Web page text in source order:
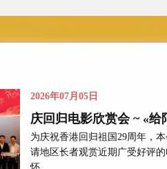
2026年07月05日
庆回归电影欣赏会 ~ «给
为庆祝香港回归祖国29周年，
请地区长者观赏近期广受好评